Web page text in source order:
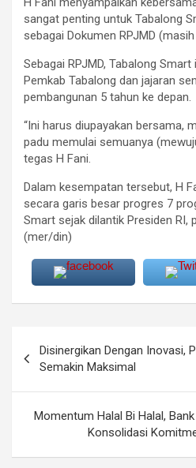
sangat penting untuk Tabalong
sebagai Dokumen RPJMD
Sebagai RPJMD, Tabalong
Pemkab Tabalong dan jajaran
pembangunan 5 tahun ke depan.
“Ini harus diupayakan bersama,
padu memulai semuanya
tegas H Fani.
Dalam kesempatan tersebut, H
secara garis besar progres 7
Smart sejak dilantik Presiden RI,
(mer/din)
pos
Disinergikan Dengan Inovasi,
Semakin Maksimal
Momentum Halal Bi Halal,
Konsolidasi